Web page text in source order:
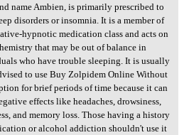
name Ambien, is primarily prescribed to
disorders or insomnia. It is a member of
hypnotic medication class and acts on
that may be out of balance in
who have trouble sleeping. It is usually
to use Buy Zolpidem Online Without
for brief periods of time because it can
effects like headaches, drowsiness,
and memory loss. Those having a history
or alcohol addiction shouldn't use it